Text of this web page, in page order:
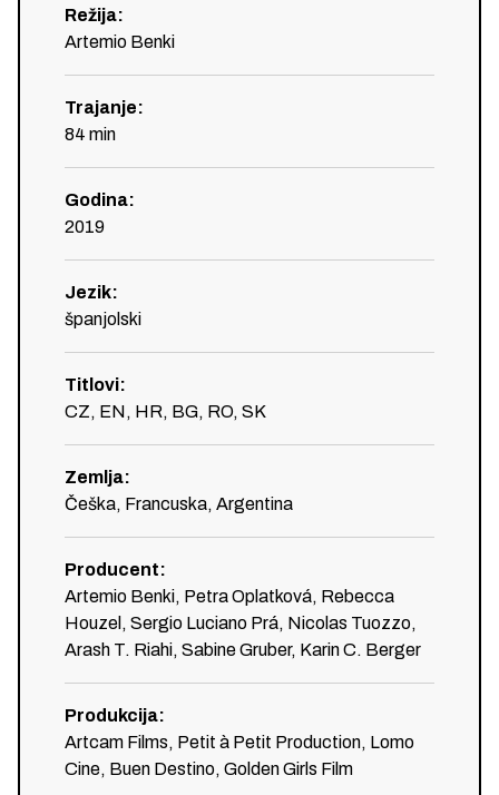
Režija:
Artemio Benki
Trajanje:
84 min
Godina:
2019
Jezik:
španjolski
Titlovi:
CZ, EN, HR, BG, RO, SK
Zemlja:
Češka, Francuska, Argentina
Producent:
Artemio Benki, Petra Oplatková, Rebecca
Houzel, Sergio Luciano Prá, Nicolas Tuozzo,
Arash T. Riahi, Sabine Gruber, Karin C. Berger
Produkcija:
Artcam Films, Petit à Petit Production, Lomo
Cine, Buen Destino, Golden Girls Film